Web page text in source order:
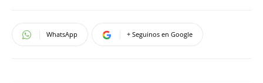
WhatsApp + Seguinos en Google